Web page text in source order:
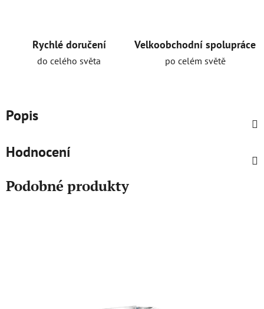
Rychlé doručení
do celého světa
Velkoobchodní spolupráce
po celém světě
Popis
Hodnocení
Podobné produkty